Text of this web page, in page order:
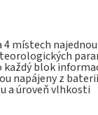
místech najednou
každý blok
napájeny z baterií
a úroveň vlhkosti